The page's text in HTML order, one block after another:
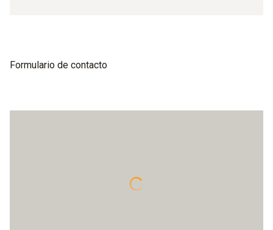
Formulario de contacto